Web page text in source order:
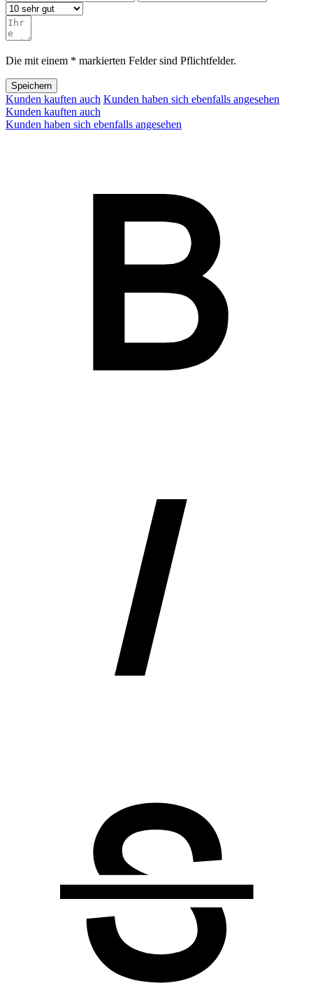
Die mit einem * markierten Felder sind Pflichtfelder.
Speichern
Kunden kauften auch Kunden haben sich ebenfalls angesehen
Kunden kauften auch
Kunden haben sich ebenfalls angesehen